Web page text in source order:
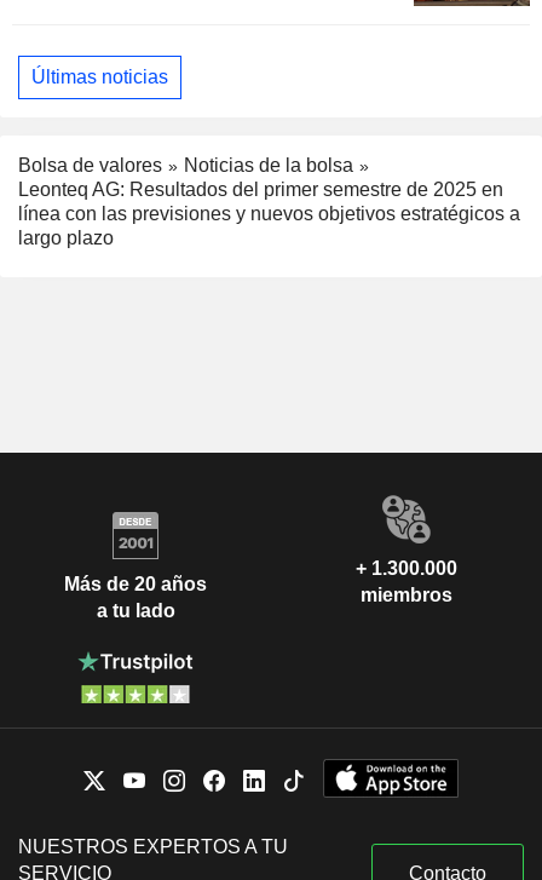
Últimas noticias
Bolsa de valores
Noticias de la bolsa
Leonteq AG: Resultados del primer semestre de 2025 en
línea con las previsiones y nuevos objetivos estratégicos a
largo plazo
Más de 20 años
a tu lado
+ 1.300.000
miembros
NUESTROS EXPERTOS A TU
SERVICIO
Contacto